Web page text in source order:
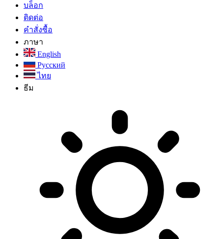
บล็อก
ติดต่อ
คำสั่งซื้อ
ภาษา
English
Русский
ไทย
ธีม